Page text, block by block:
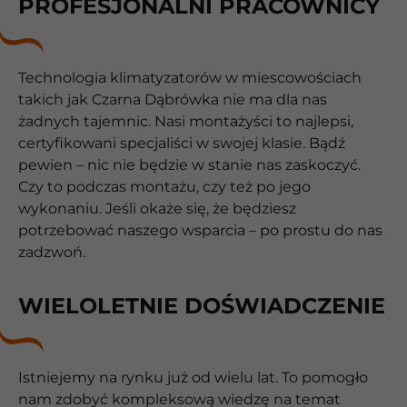
PROFESJONALNI PRACOWNICY
Technologia klimatyzatorów w miescowościach
takich jak Czarna Dąbrówka nie ma dla nas
żadnych tajemnic. Nasi montażyści to najlepsi,
certyfikowani specjaliści w swojej klasie. Bądź
pewien – nic nie będzie w stanie nas zaskoczyć.
Czy to podczas montażu, czy też po jego
wykonaniu. Jeśli okaże się, że będziesz
potrzebować naszego wsparcia – po prostu do nas
zadzwoń.
WIELOLETNIE DOŚWIADCZENIE
Istniejemy na rynku już od wielu lat. To pomogło
nam zdobyć kompleksową wiedzę na temat